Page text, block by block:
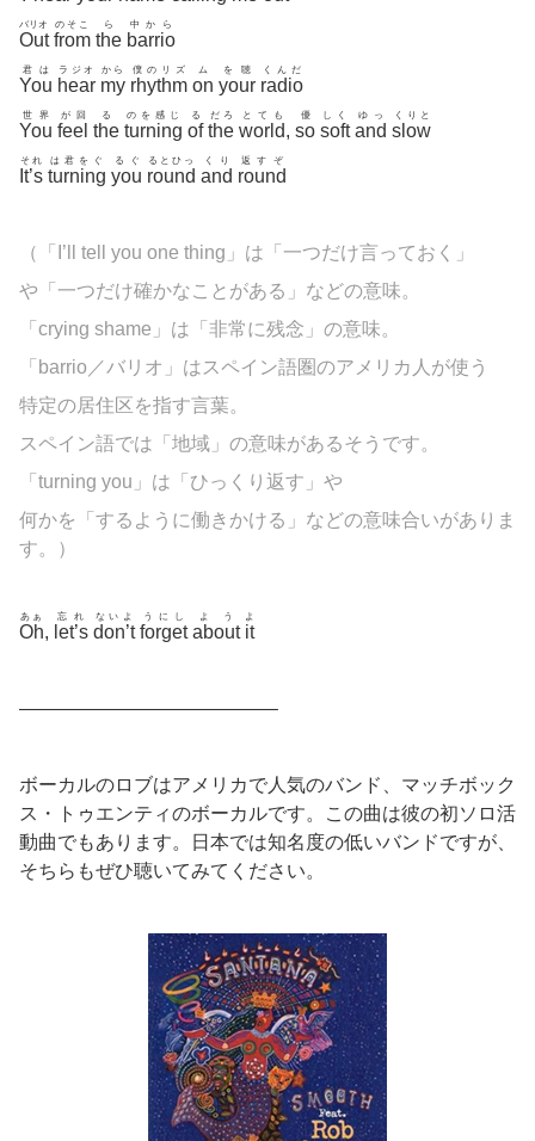
Out
バリオ
from
のそこ
the
ら
barrio
中から
You
君は
hear
ラジオ
my
から
rhythm
僕のリズ
on
ム
your
を聴
radio
くんだ
You
世界
feel
が回
the
る
turning
のを感じ
of
る
the
だろ
world
とても
, so
優
soft
しく
and
ゆっ
slow
くりと
It’s
それ
turning
は君をぐ
you
るぐ
round
るとひっ
and
くり
round
返すぞ
（「I’ll tell you one thing」は「一つだけ言っておく」
や「一つだけ確かなことがある」などの意味。
「crying shame」は「非常に残念」の意味。
「barrio／バリオ」はスペイン語圏のアメリカ人が使う
特定の居住区を指す言葉。
スペイン語では「地域」の意味があるそうです。
「turning you」は「ひっくり返す」や
何かを「するように働きかける」などの意味合いがありま
す。）
Oh
あぁ
, let’s
忘れ
don’t
ないよ
forget
うにし
about
よう
it
よ
—————————————–
ボーカルのロブはアメリカで人気のバンド、マッチボック
ス・トゥエンティのボーカルです。この曲は彼の初ソロ活
動曲でもあります。日本では知名度の低いバンドですが、
そちらもぜひ聴いてみてください。